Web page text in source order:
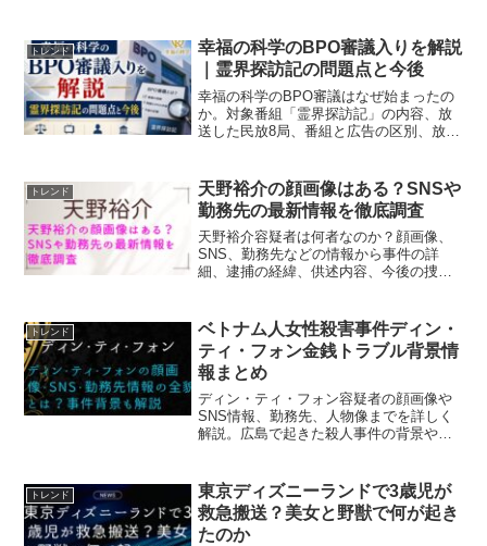
トレンド
幸福の科学のBPO審議入りを解説
｜霊界探訪記の問題点と今後
幸福の科学のBPO審議はなぜ始まったの
か。対象番組「霊界探訪記」の内容、放
送した民放8局、番組と広告の区別、放送
や、BPOの権限、今後の流れまで分かり
やすく解説します。
トレンド
天野裕介の顔画像はある？SNSや
勤務先の最新情報を徹底調査
天野裕介容疑者は何者なのか？顔画像、
SNS、勤務先などの情報から事件の詳
細、逮捕の経緯、供述内容、今後の捜査
トレンド
ベトナム人女性殺害事件ディン・
ティ・フォン金銭トラブル背景情
報まとめ
ディン・ティ・フォン容疑者の顔画像や
SNS情報、勤務先、人物像までを詳しく
解説。広島で起きた殺人事件の背景や今
トレンド
東京ディズニーランドで3歳児が
救急搬送？美女と野獣で何が起き
たのか